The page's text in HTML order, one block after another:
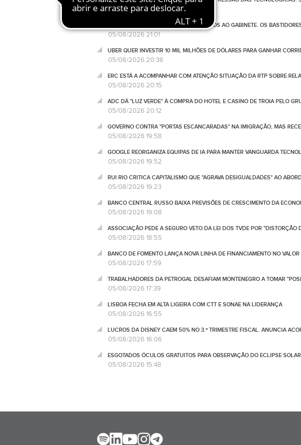
05/08/2026 21:18
TELEFONEMAS E JORNALISTAS CHAMADOS AO GABINETE. OS
05/08/2026 21:01
UBER QUER INVESTIR 10 MIL MILHÕES DE DÓLARES PARA GANHAR
05/08/2026 20:38
ERC ESTÁ A ACOMPANHAR COM ATENÇÃO SITUAÇÃO DA RTP SOBRE
05/08/2026 20:15
ADC DÁ "LUZ VERDE" À COMPRA DO HOTEL E CASINO DE TROIA PELO
05/08/2026 20:12
GOVERNO CONTRA "PORTAS ESCANCARADAS" NA IMIGRAÇÃO, MAS
05/08/2026 19:58
GOOGLE REORGANIZA EQUIPAS DE IA PARA MANTER VANGUARDA
05/08/2026 19:52
RUI RIO CRITICA CAPITALISMO QUE "AGRAVA DESIGUALDADES" AO
05/08/2026 19:23
BANCO CENTRAL RUSSO BAIXA PREVISÕES DE CRESCIMENTO DA
05/08/2026 19:08
ASSOCIAÇÃO PEDE A SEGURO VETO DA LEI DOS TVDE POR "DISTORÇÃO
05/08/2026 18:55
BANCO DE FOMENTO LANÇA NOVA LINHA DE FINANCIAMENTO NO
05/08/2026 17:59
TRABALHADORES DA PETROGAL DESAFIAM MONTENEGRO A TOMAR
05/08/2026 17:39
LISBOA FECHA EM ALTA LIGEIRA COM CTT E SONAE NA LIDERANÇA
05/08/2026 16:55
LUCROS DA DISNEY CAEM 50% NO 3.º TRIMESTRE FISCAL. ANUNCIA
05/08/2026 16:06
ESGOTADOS ÓCULOS GRATUITOS PARA OBSERVAÇÃO DO ECLIPSE
05/08/2026 15:48